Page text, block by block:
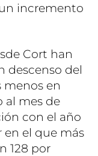
incremento
Cort han
descenso del
menos en
al mes de
con el año
en el que más
128 por